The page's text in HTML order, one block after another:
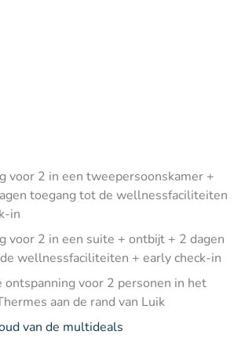
voor 2 in een tweepersoonskamer +
toegang tot de wellnessfaciliteiten
in
voor 2 in een suite + ontbijt + 2 dagen
wellnessfaciliteiten + early check-in
ontspanning voor 2 personen in het
aan de rand van Luik
van de multideals